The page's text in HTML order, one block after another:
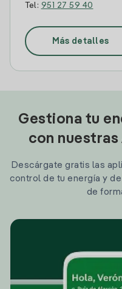
Tel: 951 27 59 40
Más detalles
Gestiona tu
con nuestras
Descárgate gratis las
control de tu energía y
de